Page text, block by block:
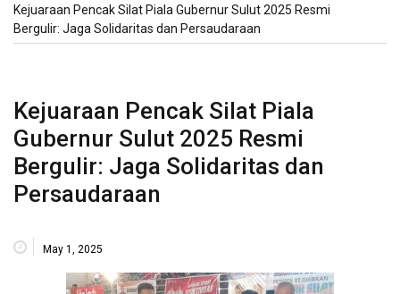
Kejuaraan Pencak Silat Piala Gubernur Sulut 2025 Resmi
Bergulir: Jaga Solidaritas dan Persaudaraan
Kejuaraan Pencak Silat Piala
Gubernur Sulut 2025 Resmi
Bergulir: Jaga Solidaritas dan
Persaudaraan
May 1, 2025